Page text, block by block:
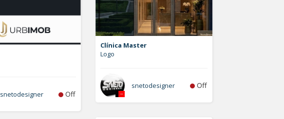
Clínica Master
Logo
snetodesigner Off
snetodesigner Off